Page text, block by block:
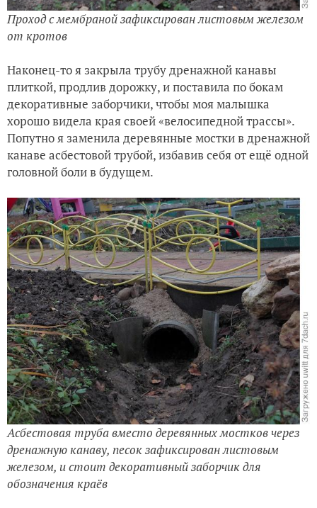
Проход с мембраной зафиксирован листовым железом
от кротов
Наконец-то я закрыла трубу дренажной канавы
плиткой, продлив дорожку, и поставила по бокам
декоративные заборчики, чтобы моя малышка
хорошо видела края своей «велосипедной трассы».
Попутно я заменила деревянные мостки в дренажной
канаве асбестовой трубой, избавив себя от ещё одной
головной боли в будущем.
Асбестовая труба вместо деревянных мостков через
дренажную канаву, песок зафиксирован листовым
железом, и стоит декоративный заборчик для
обозначения краёв